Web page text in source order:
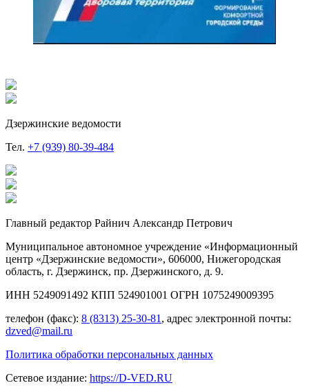
Дзержинские ведомости
Тел. +7 (939) 80-39-484
Главный редактор Райнич Александр Петрович
Муниципальное автономное учреждение «Информационный
центр «Дзержинские ведомости», 606000, Нижегородская
область, г. Дзержинск, пр. Дзержинского, д. 9.
ИНН 5249091492 КПП 524901001 ОГРН 1075249009395
телефон (факс): 8 (8313) 25-30-81 , адрес электронной почты:
dzved@mail.ru
Политика обработки персональных данных
Сетевое издание: https://D-VED.RU